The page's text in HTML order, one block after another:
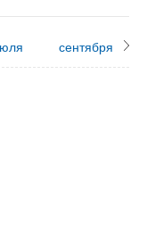
сентября